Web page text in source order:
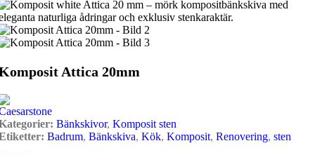
Attica 20mm
Bänkskivor, Komposit sten
Badrum, Bänkskiva, Kök, Komposit, Renovering, sten